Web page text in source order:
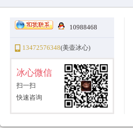
10988468
13472576348(美壶冰心)
冰心微信
扫一扫
快速咨询